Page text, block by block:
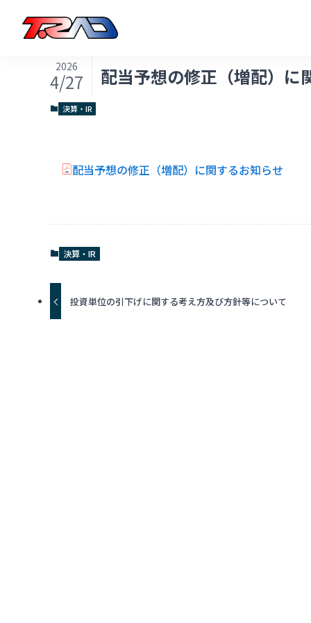
配当予想の修正（増配）に
2026
4/27
決算・IR
配当予想の修正（増配）に関するお知らせ
決算・IR
投資単位の引下げに関する考え方及び方針等について